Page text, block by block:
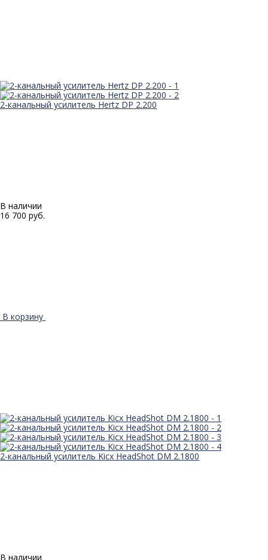
2-канальный усилитель Hertz DP 2.200
В наличии
16 700 руб.
В корзину
2-канальный усилитель Kicx HeadShot DM 2.1800
В наличии